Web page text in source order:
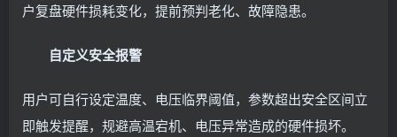
户复盘硬件损耗变化，提前预判老化、故障隐患。
自定义安全报警
用户可自行设定温度、电压临界阈值，参数超出安全区间立
即触发提醒，规避高温宕机、电压异常造成的硬件损坏。